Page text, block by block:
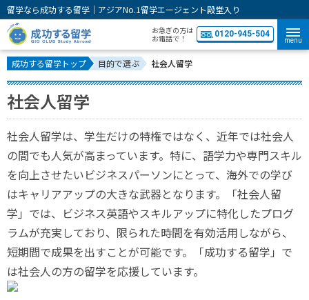
留学なら成功する留学｜アジアNo.1留学エージェント殿堂入り
お急ぎの方は
お電話で！
0120-945-504
menu
成功する留学トップ 目的で選ぶ 社会人留学
社会人留学
社会人留学は、学生だけの特権ではなく、近年では社会人
の間でも人気が高まっています。特に、語学力や専門スキル
を向上させたいビジネスパーソンにとって、海外での学び
はキャリアアップの大きな武器となります。「社会人留
学」では、ビジネス英語やスキルアップに特化したプログ
ラムが充実しており、限られた時間を有効活用しながら、
短期間で成果を出すことが可能です。「成功する留学」で
は社会人の方の留学を応援しています。